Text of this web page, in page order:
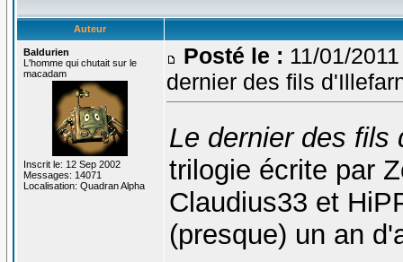
Auteur
Baldurien
L'homme qui chutait sur le
macadam
Inscrit le: 12 Sep 2002
Messages: 14071
Localisation: Quadran Alpha
Posté le : 11/01/
dernier des fils
Le dernier des fils
trilogie écrite par
Claudius33 et
(presque) un an